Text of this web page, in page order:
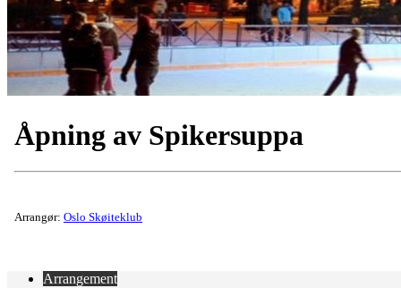
Åpning av Spikersuppa
Arrangør: Oslo Skøiteklub
Arrangement